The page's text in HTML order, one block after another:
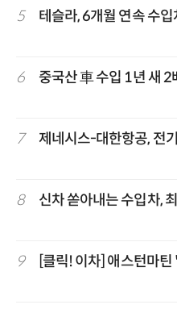
5 테슬라, 6개월 연속 수
6 중국산 車 수입 1년 새
7 제네시스-대한항공, 전
8 신차 쏟아내는 수입차,
9 [클릭! 이차] 애스턴마